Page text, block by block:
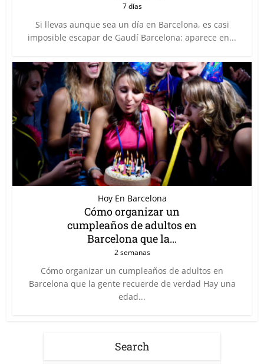
7 días
Si llevas aunque sea un día en Barcelona, es casi
imposible escapar de Gaudí Barcelona: aparece en...
Hoy En Barcelona
Cómo organizar un
cumpleaños de adultos en
Barcelona que la...
2 semanas
Cómo organizar un cumpleaños de adultos en
Barcelona que la gente recuerde de verdad Hay una
edad...
Search